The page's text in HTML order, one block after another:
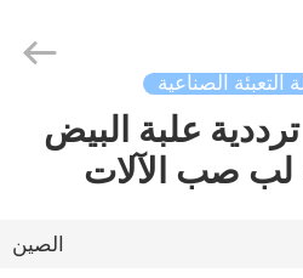
الصناعية
علبة البيض
لب صب الآلات
الصين